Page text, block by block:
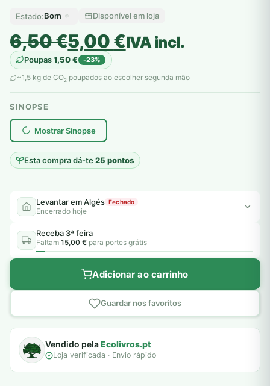
Estado:Bom Disponível em loja
6,50€
O
preço
original
era:
6,50 €.
5,00€
O
preço
atual
é:
5,00 €.
IVA incl.
Poupas1,50€ -23%
~1,5 kg de CO2 poupados ao escolher segunda mão
SINOPSE
Mostrar Sinopse
Esta compra dá-te25 pontos
plantar árvores reais
Levantar em Algés Fechado
Encerrado hoje
Receba 3ª feira
Faltam 15,00 € para portes grátis
Adicionar ao carrinho
Guardar nos favoritos
Vendido pelaEcolivros.pt
Loja verificada · Envio rápido